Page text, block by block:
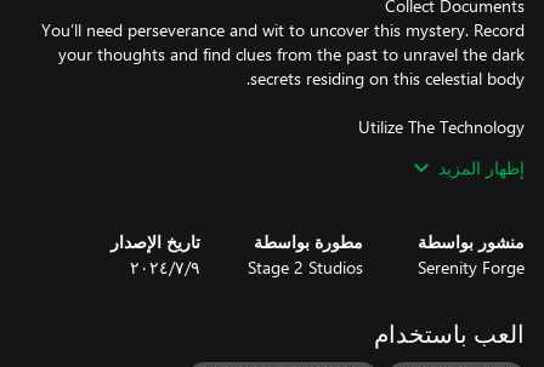
You’ll need perseverance and wit to uncover this mystery. Record
your thoughts and find clues from the past to unravel the dark
them to your advantage. Solve puzzles and work with strange
In a land where objects materialize from nothing and time flows
that came before you. After all, following their footsteps might be
the only way to return home.
إظهار المزيد
منشور بواسطة
Serenity Forge
مطورة بواسطة
Stage 2 Studios
تاريخ الإصدار
٩‏/٧‏/٢٠٢٤
العب باستخدام